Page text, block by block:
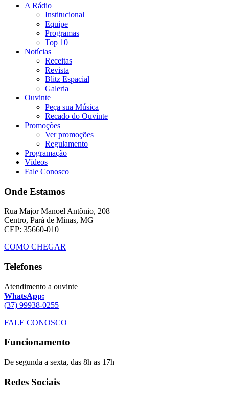
A Rádio
Institucional
Equipe
Programas
Top 10
Notícias
Receitas
Revista
Blitz Espacial
Galeria
Ouvinte
Peça sua Música
Recado do Ouvinte
Promoções
Ver promoções
Regulamento
Programação
Vídeos
Fale Conosco
Onde Estamos
Rua Major Manoel Antônio, 208
Centro, Pará de Minas, MG
CEP: 35660-010
COMO CHEGAR
Telefones
Atendimento a ouvinte
WhatsApp:
(37) 99938-0255
FALE CONOSCO
Funcionamento
De segunda a sexta, das 8h as 17h
Redes Sociais